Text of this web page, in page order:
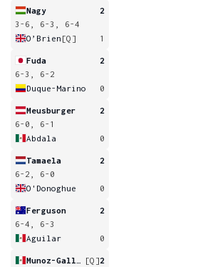
Nagy
2
3-6, 6-3, 6-4
O’Brien [Q] 1
Fuda
2
6-3, 6-2
Duque-Marino
0
Meusburger
2
6-0, 6-1
Abdala
0
Tamaela
2
6-2, 6-0
O'Donoghue
0
Ferguson
2
6-4, 6-3
Aguilar
0
[Q]2